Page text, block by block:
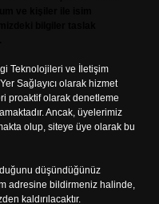
Teknolojileri ve İletişim
Sağlayıcı olarak hizmet
proaktif olarak denetleme
Ancak, üyelerimiz
olup, siteye üye olarak bu
düşündüğünüz
adresine bildirmeniz halinde,
kaldırılacaktır.